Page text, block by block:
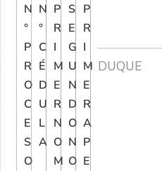
N
°
P
R
O
C
E
S
O
N
°
C
É
D
U
L
A
P
R
I
M
E
R
N
O
M
S
E
G
U
N
D
O
N
O
P
R
I
M
E
R
A
P
E
DUQUE